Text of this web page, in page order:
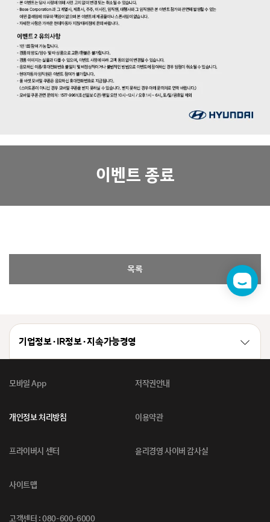
이벤트 종료
목록
챗
봇
기업정보 · IR정보 · 지속가능경영
모바일 App 저작권안내
개인정보 처리방침 이용약관
프라이버시 센터 윤리경영 사이버 감사실
사이트맵
고객센터 : 080-600-6000